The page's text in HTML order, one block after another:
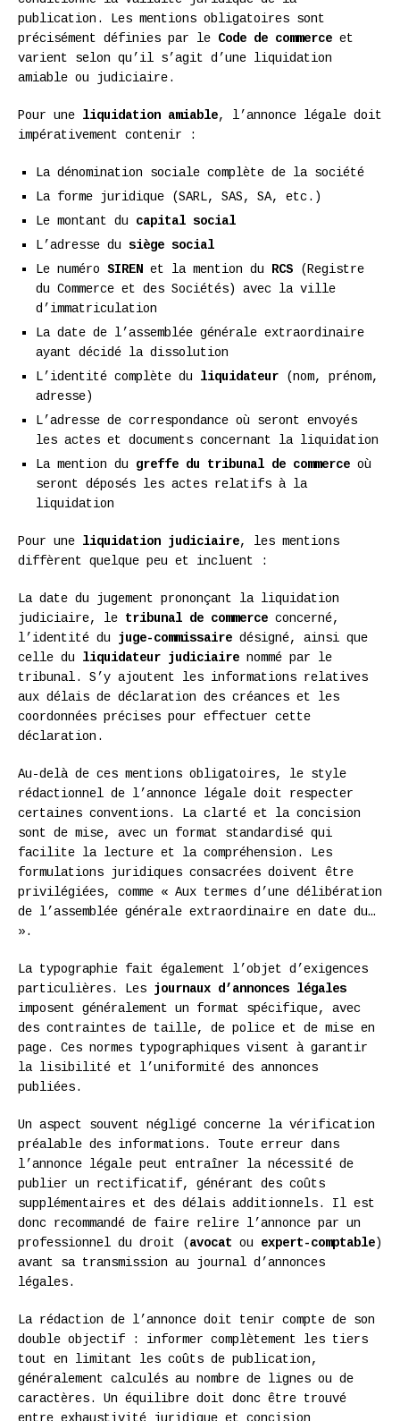
publication. Les mentions obligatoires sont
précisément définies par le Code de commerce et
varient selon qu’il s’agit d’une liquidation
amiable ou judiciaire.
Pour une liquidation amiable, l’annonce légale doit
impérativement contenir :
La dénomination sociale complète de la société
La forme juridique (SARL, SAS, SA, etc.)
Le montant du capital social
L’adresse du siège social
Le numéro SIREN et la mention du RCS (Registre
du Commerce et des Sociétés) avec la ville
d’immatriculation
La date de l’assemblée générale extraordinaire
ayant décidé la dissolution
L’identité complète du liquidateur (nom, prénom,
adresse)
L’adresse de correspondance où seront envoyés
les actes et documents concernant la liquidation
La mention du greffe du tribunal de commerce où
seront déposés les actes relatifs à la
liquidation
Pour une liquidation judiciaire, les mentions
diffèrent quelque peu et incluent :
La date du jugement prononçant la liquidation
judiciaire, le tribunal de commerce concerné,
l’identité du juge-commissaire désigné, ainsi que
celle du liquidateur judiciaire nommé par le
tribunal. S’y ajoutent les informations relatives
aux délais de déclaration des créances et les
coordonnées précises pour effectuer cette
déclaration.
Au-delà de ces mentions obligatoires, le style
rédactionnel de l’annonce légale doit respecter
certaines conventions. La clarté et la concision
sont de mise, avec un format standardisé qui
facilite la lecture et la compréhension. Les
formulations juridiques consacrées doivent être
privilégiées, comme « Aux termes d’une délibération
de l’assemblée générale extraordinaire en date du…
».
La typographie fait également l’objet d’exigences
particulières. Les journaux d’annonces légales
imposent généralement un format spécifique, avec
des contraintes de taille, de police et de mise en
page. Ces normes typographiques visent à garantir
la lisibilité et l’uniformité des annonces
publiées.
Un aspect souvent négligé concerne la vérification
préalable des informations. Toute erreur dans
l’annonce légale peut entraîner la nécessité de
publier un rectificatif, générant des coûts
supplémentaires et des délais additionnels. Il est
donc recommandé de faire relire l’annonce par un
professionnel du droit (avocat ou expert-comptable)
avant sa transmission au journal d’annonces
légales.
La rédaction de l’annonce doit tenir compte de son
double objectif : informer complètement les tiers
tout en limitant les coûts de publication,
généralement calculés au nombre de lignes ou de
caractères. Un équilibre doit donc être trouvé
entre exhaustivité juridique et concision